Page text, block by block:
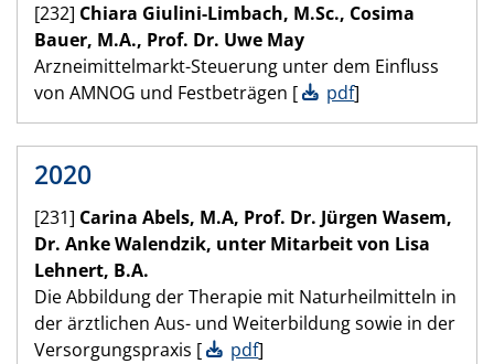
[232] Chiara Giulini-Limbach, M.Sc., Cosima
Bauer, M.A., Prof. Dr. Uwe May
Arzneimittelmarkt-Steuerung unter dem Einfluss
von AMNOG und Festbeträgen [
pdf]
2020
[231] Carina Abels, M.A, Prof. Dr. Jürgen Wasem,
Dr. Anke Walendzik, unter Mitarbeit von Lisa
Lehnert, B.A.
Die Abbildung der Therapie mit Naturheilmitteln in
der ärztlichen Aus- und Weiterbildung sowie in der
Versorgungspraxis [
pdf]